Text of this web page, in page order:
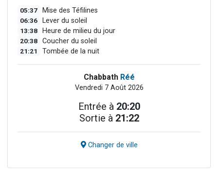
05:37 Mise des Téfilines
06:36 Lever du soleil
13:38 Heure de milieu du jour
20:38 Coucher du soleil
21:21 Tombée de la nuit
Chabbath Réé
Vendredi 7 Août 2026
Entrée à 20:20
Sortie à 21:22
Changer de ville